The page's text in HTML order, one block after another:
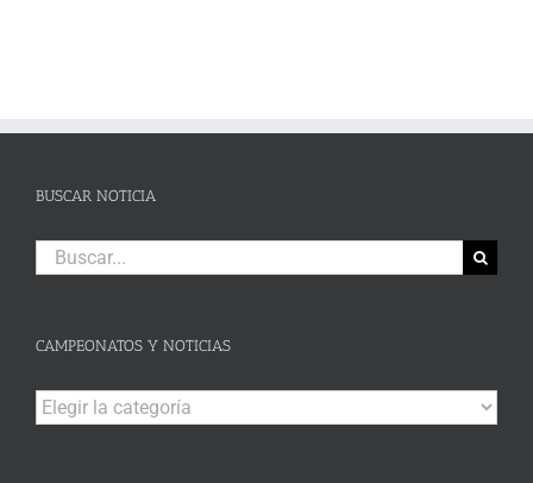
BUSCAR NOTICIA
Buscar:
CAMPEONATOS Y NOTICIAS
Campeonatos
y